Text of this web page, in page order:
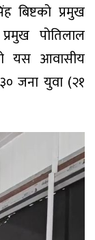
बिष्टको प्रमुख
पोतिलाल
यस आवासीय
जना युवा (२१